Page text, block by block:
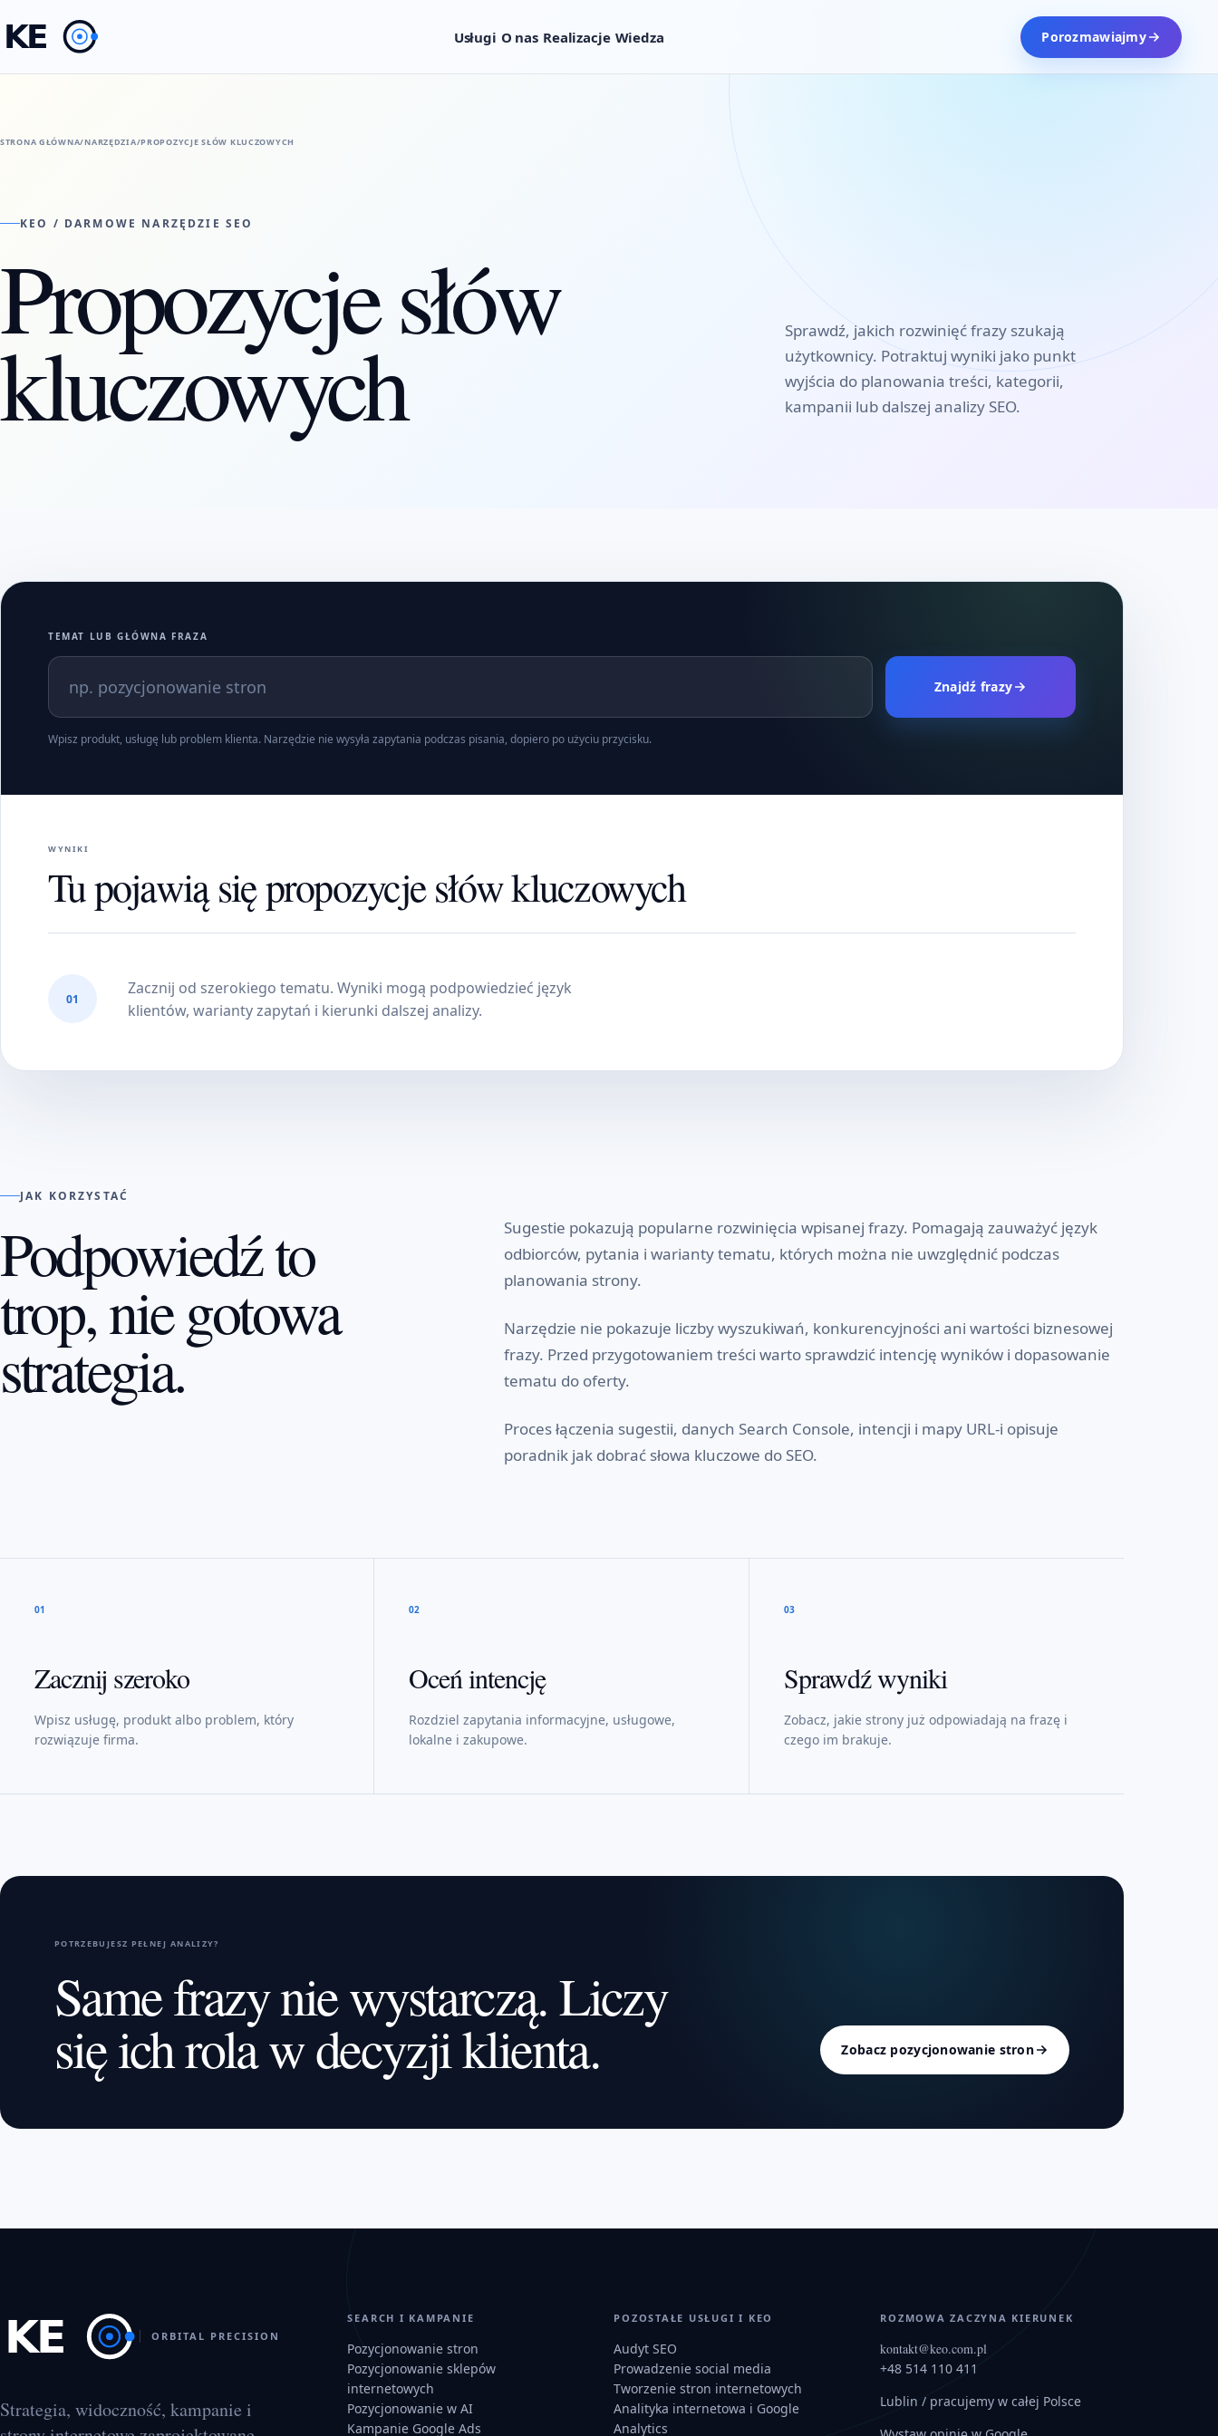
Usługi O nas Realizacje Wiedza Porozmawiajmy
STRONA GŁÓWNA/NARZĘDZIA/PROPOZYCJE SŁÓW KLUCZOWYCH
KEO / DARMOWE NARZĘDZIE SEO
Propozycje słów
kluczowych
Sprawdź, jakich rozwinięć frazy szukają
użytkownicy. Potraktuj wyniki jako punkt
wyjścia do planowania treści, kategorii,
kampanii lub dalszej analizy SEO.
TEMAT LUB GŁÓWNA FRAZA
Znajdź frazy
Wpisz produkt, usługę lub problem klienta. Narzędzie nie wysyła zapytania podczas pisania, dopiero po użyciu przycisku.
WYNIKI
Tu pojawią się propozycje słów kluczowych
01
Zacznij od szerokiego tematu. Wyniki mogą podpowiedzieć język
klientów, warianty zapytań i kierunki dalszej analizy.
JAK KORZYSTAĆ
Podpowiedź to
trop, nie gotowa
strategia.
Sugestie pokazują popularne rozwinięcia wpisanej frazy. Pomagają zauważyć język
odbiorców, pytania i warianty tematu, których można nie uwzględnić podczas
planowania strony.
Narzędzie nie pokazuje liczby wyszukiwań, konkurencyjności ani wartości biznesowej
frazy. Przed przygotowaniem treści warto sprawdzić intencję wyników i dopasowanie
tematu do oferty.
Proces łączenia sugestii, danych Search Console, intencji i mapy URL-i opisuje
poradnik jak dobrać słowa kluczowe do SEO.
01
Zacznij szeroko
Wpisz usługę, produkt albo problem, który
rozwiązuje firma.
02
Oceń intencję
Rozdziel zapytania informacyjne, usługowe,
lokalne i zakupowe.
03
Sprawdź wyniki
Zobacz, jakie strony już odpowiadają na frazę i
czego im brakuje.
POTRZEBUJESZ PEŁNEJ ANALIZY?
Same frazy nie wystarczą. Liczy
się ich rola w decyzji klienta. Zobacz pozycjonowanie stron
ORBITAL PRECISION
Strategia, widoczność, kampanie i
SEARCH I KAMPANIE
Pozycjonowanie stron
Pozycjonowanie sklepów
internetowych
Pozycjonowanie w AI
Kampanie Google Ads
POZOSTAŁE USŁUGI I KEO
Audyt SEO
Prowadzenie social media
Tworzenie stron internetowych
Analityka internetowa i Google
Analytics
ROZMOWA ZACZYNA KIERUNEK
kontakt@keo.com.pl
+48 514 110 411
Lublin / pracujemy w całej Polsce